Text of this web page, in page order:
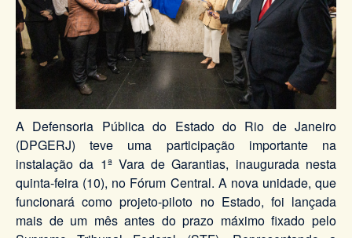
A Defensoria Pública do Estado do Rio de Janeiro
(DPGERJ) teve uma participação importante na
instalação da 1ª Vara de Garantias, inaugurada nesta
quinta-feira (10), no Fórum Central. A nova unidade, que
funcionará como projeto-piloto no Estado, foi lançada
mais de um mês antes do prazo máximo fixado pelo